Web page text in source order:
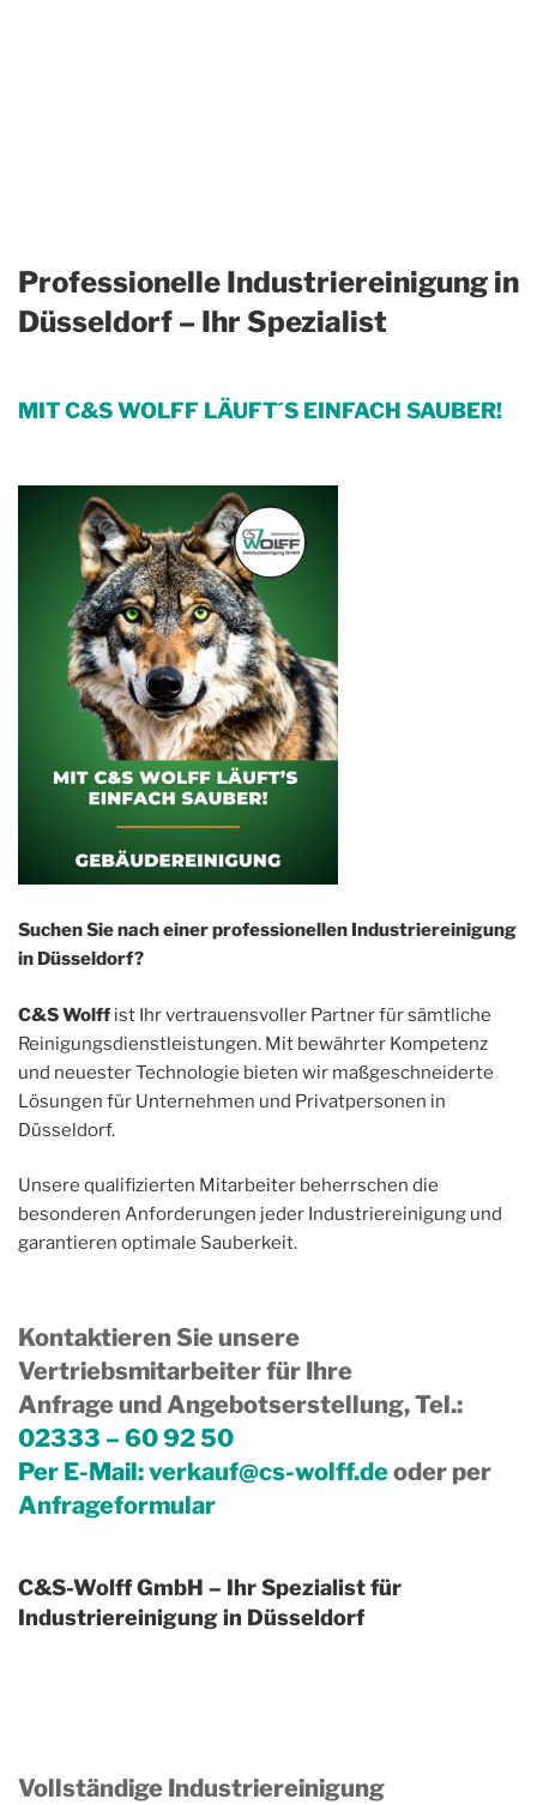
Professionelle Industriereinigung in
Düsseldorf – Ihr Spezialist
MIT C&S WOLFF LÄUFT´S EINFACH SAUBER!
Suchen Sie nach einer professionellen Industriereinigung
in Düsseldorf?
C&S Wolff ist Ihr vertrauensvoller Partner für sämtliche
Reinigungsdienstleistungen. Mit bewährter Kompetenz
und neuester Technologie bieten wir maßgeschneiderte
Lösungen für Unternehmen und Privatpersonen in
Düsseldorf.
Unsere qualifizierten Mitarbeiter beherrschen die
besonderen Anforderungen jeder Industriereinigung und
garantieren optimale Sauberkeit.
Kontaktieren Sie unsere
Vertriebsmitarbeiter für Ihre
Anfrage und Angebotserstellung, Tel.:
02333 – 60 92 50
Per E-Mail:verkauf@cs-wolff.deoder per
Anfrageformular
C&S-Wolff GmbH – Ihr Spezialist für
Industriereinigung in Düsseldorf
Vollständige Industriereinigung